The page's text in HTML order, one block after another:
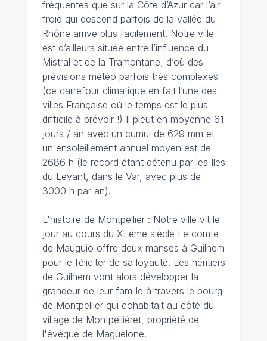
fréquentes que sur la Côte d’Azur car l’air
froid qui descend parfois de la vallée du
Rhône arrive plus facilement. Notre ville
est d’ailleurs située entre l’influence du
Mistral et de la Tramontane, d’où des
prévisions météo parfois très complexes
(ce carrefour climatique en fait l’une des
villes Française où le temps est le plus
difficile à prévoir !) Il pleut en moyenne 61
jours / an avec un cumul de 629 mm et
un ensoleillement annuel moyen est de
2686 h (le record étant détenu par les Iles
du Levant, dans le Var, avec plus de
3000 h par an).
L'histoire de Montpellier : Notre ville vit le
jour au cours du XI ème siècle Le comte
de Mauguio offre deux manses à Guilhem
pour le féliciter de sa loyauté. Les héritiers
de Guilhem vont alors développer la
grandeur de leur famille à travers le bourg
de Montpellier qui cohabitait au côté du
village de Montpelliéret, propriété de
l'évêque de Maguelone.